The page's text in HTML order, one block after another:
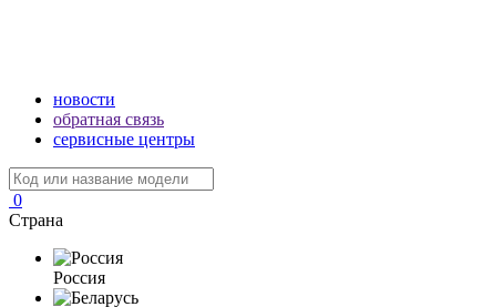
новости
обратная связь
сервисные центры
0
Страна
Россия